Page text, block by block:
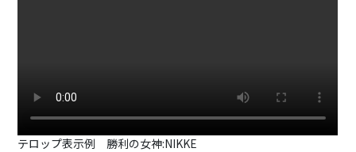
テロップ表示例 勝利の女神:NIKKE